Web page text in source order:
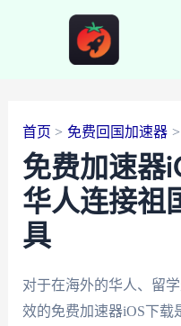
首页 免费回国加速器
免费加速器
华人连接祖
具
对于在海外的华人、留
效的免费加速器iOS下载